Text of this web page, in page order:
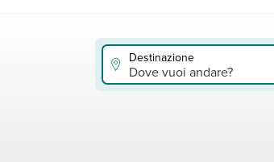
Destinazione
Dove vuoi andare?